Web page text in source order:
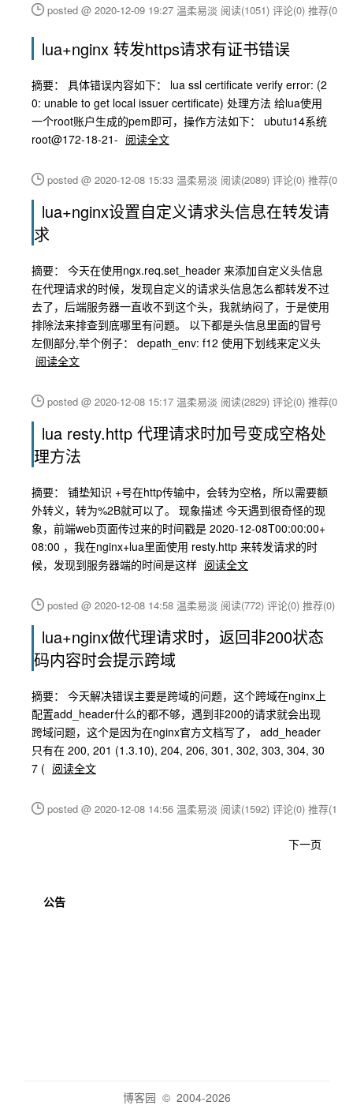
posted @ 2020-12-09 19:27 温柔易淡 阅读(1051) 评论(0) 推荐(0)
lua+nginx 转发https请求有证书错误
摘要： 具体错误内容如下： lua ssl certificate verify error: (2
0: unable to get local issuer certificate) 处理方法 给lua使用
一个root账户生成的pem即可，操作方法如下： ubutu14系统
root@172-18-21- 阅读全文
posted @ 2020-12-08 15:33 温柔易淡 阅读(2089) 评论(0) 推荐(0)
lua+nginx设置自定义请求头信息在转发请
求
摘要： 今天在使用ngx.req.set_header 来添加自定义头信息
在代理请求的时候，发现自定义的请求头信息怎么都转发不过
去了，后端服务器一直收不到这个头，我就纳闷了，于是使用
排除法来排查到底哪里有问题。 以下都是头信息里面的冒号
左侧部分,举个例子： depath_env: f12 使用下划线来定义头
阅读全文
posted @ 2020-12-08 15:17 温柔易淡 阅读(2829) 评论(0) 推荐(0)
lua resty.http 代理请求时加号变成空格处
理方法
摘要： 铺垫知识 +号在http传输中，会转为空格，所以需要额
外转义，转为%2B就可以了。 现象描述 今天遇到很奇怪的现
象，前端web页面传过来的时间戳是 2020-12-08T00:00:00+
08:00 ，我在nginx+lua里面使用 resty.http 来转发请求的时
候，发现到服务器端的时间是这样 阅读全文
posted @ 2020-12-08 14:58 温柔易淡 阅读(772) 评论(0) 推荐(0)
lua+nginx做代理请求时，返回非200状态
码内容时会提示跨域
摘要： 今天解决错误主要是跨域的问题，这个跨域在nginx上
配置add_header什么的都不够，遇到非200的请求就会出现
跨域问题，这个是因为在nginx官方文档写了， add_header
只有在 200, 201 (1.3.10), 204, 206, 301, 302, 303, 304, 30
7 ( 阅读全文
posted @ 2020-12-08 14:56 温柔易淡 阅读(1592) 评论(0) 推荐(1)
下一页
公告
博客园 © 2004-2026